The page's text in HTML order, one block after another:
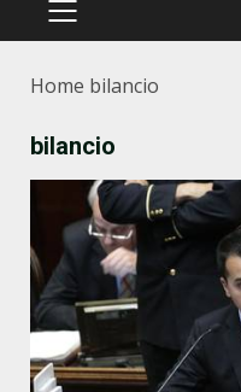
PRIMÄRES
Home bilancio
bilancio